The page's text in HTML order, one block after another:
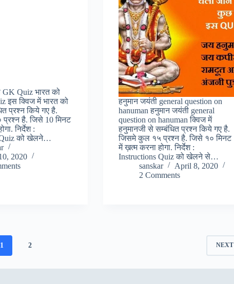
GK Quiz भारत को
इस क्विज में भारत को
प्रश्न किये गए है.
है. जिसे 10 मिनट
निर्देश :
Quiz को खेलने…
2020
हनुमान जयंती general question on
hanuman हनुमान जयंती general
question on hanuman क्विज में
हनुमानजी से सम्बंधित प्रश्न किये गए है.
जिसमे कुल १५ प्रश्न है. जिसे १० मिनट
में ख़त्म करना होगा. निर्देश :
Instructions Quiz को खेलने से…
sanskar
April 8, 2020
2 Comments
1 2 NEXT